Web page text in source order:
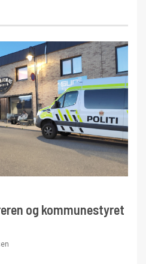
og kommunestyret